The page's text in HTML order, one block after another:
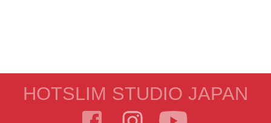
HOTSLIM STUDIO JAPAN